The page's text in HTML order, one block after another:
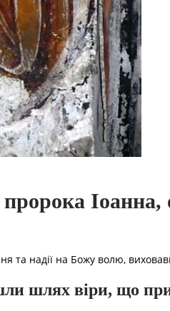
Іоанна,
та надії на Божу волю,
шлях віри, що